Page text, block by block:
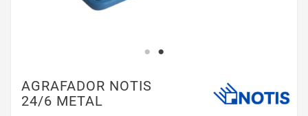
AGRAFADOR NOTIS
24/6 METAL